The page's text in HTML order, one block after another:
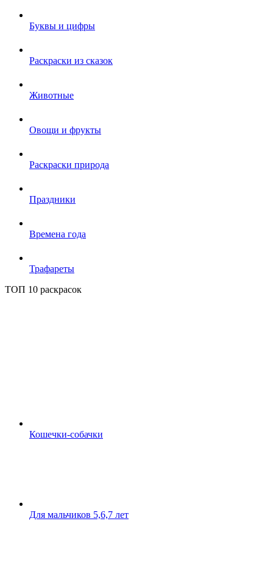
Буквы и цифры
Раскраски из сказок
Животные
Овощи и фрукты
Раскраски природа
Праздники
Времена года
Трафареты
ТОП 10 раскрасок
Кошечки-собачки
Для мальчиков 5,6,7 лет